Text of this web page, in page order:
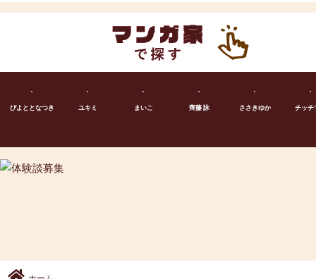
ぴよととなつき ユキミ まいこ 齊藤 詠 ささきゆか チッチ